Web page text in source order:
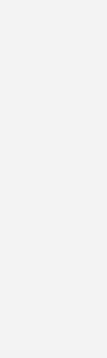
von Johnson Controls
mit dem nicht
GWP-Wert von 1
breiten
sind